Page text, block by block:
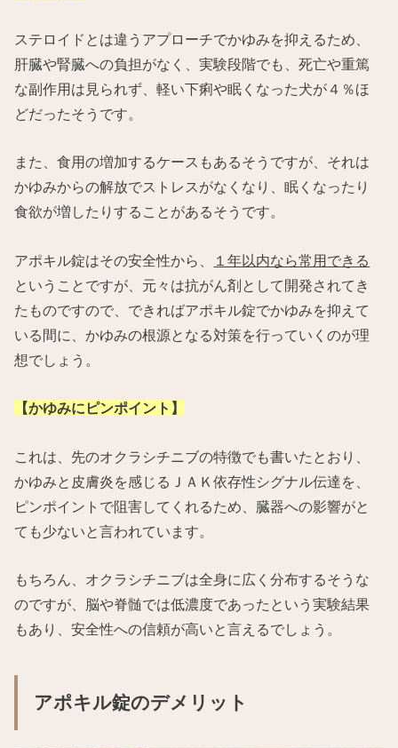
ステロイドとは違うアプローチでかゆみを抑えるため、
肝臓や腎臓への負担がなく、実験段階でも、死亡や重篤
な副作用は見られず、軽い下痢や眠くなった犬が４％ほ
どだったそうです。
また、食用の増加するケースもあるそうですが、それは
かゆみからの解放でストレスがなくなり、眠くなったり
食欲が増したりすることがあるそうです。
アポキル錠はその安全性から、
１年以内なら常用できる
ということですが、元々は抗がん剤として開発されてき
たものですので、できればアポキル錠でかゆみを抑えて
いる間に、かゆみの根源となる対策を行っていくのが理
想でしょう。
【かゆみにピンポイント】
これは、先のオクラシチニブの特徴でも書いたとおり、
かゆみと皮膚炎を感じるＪＡＫ依存性シグナル伝達を、
ピンポイントで阻害してくれるため、臓器への影響がと
ても少ないと言われています。
もちろん、オクラシチニブは全身に広く分布するそうな
のですが、脳や脊髄では低濃度であったという実験結果
もあり、安全性への信頼が高いと言えるでしょう。
アポキル錠のデメリット